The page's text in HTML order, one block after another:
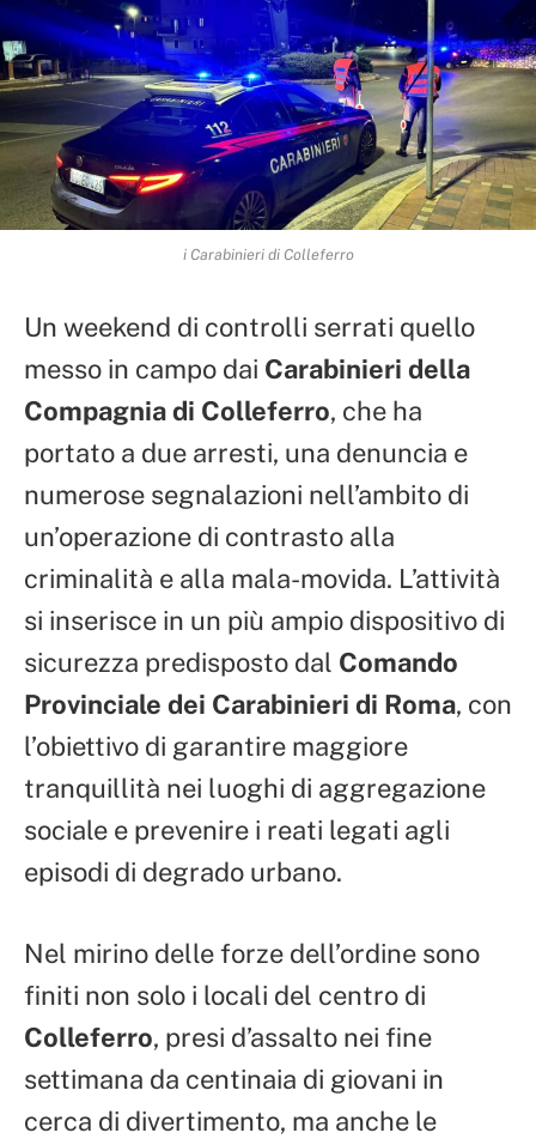
i Carabinieri di Colleferro
Un weekend di controlli serrati quello
messo in campo dai Carabinieri della
Compagnia di Colleferro, che ha
portato a due arresti, una denuncia e
numerose segnalazioni nell’ambito di
un’operazione di contrasto alla
criminalità e alla mala-movida. L’attività
si inserisce in un più ampio dispositivo di
sicurezza predisposto dal Comando
Provinciale dei Carabinieri di Roma, con
l’obiettivo di garantire maggiore
tranquillità nei luoghi di aggregazione
sociale e prevenire i reati legati agli
episodi di degrado urbano.
Nel mirino delle forze dell’ordine sono
finiti non solo i locali del centro di
Colleferro, presi d’assalto nei fine
settimana da centinaia di giovani in
cerca di divertimento, ma anche le